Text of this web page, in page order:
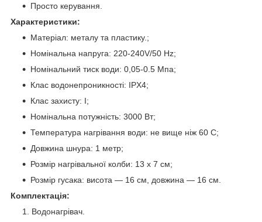
Просто керування.
Характеристики:
Матеріал: металу та пластику.;
Номінальна напруга: 220-240V/50 Hz;
Номінальний тиск води: 0,05-0.5 Мпа;
Клас водонепроникності: IPX4;
Клас захисту: I;
Номінальна потужність: 3000 Вт;
Температура нагрівання води: не вище ніж 60 C;
Довжина шнура: 1 метр;
Розмір нагрівальної колби: 13 х 7 см;
Розмір гусака: висота — 16 см, довжина — 16 см.
Комплектація:
Водонагрівач.